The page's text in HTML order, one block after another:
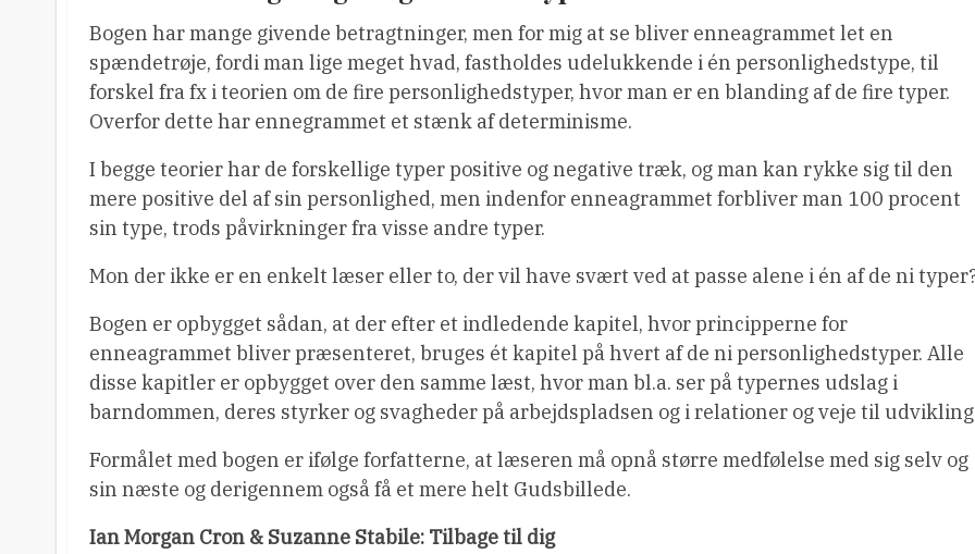
Bogen har mange givende betragtninger, men for mig at se bliver enneagrammet let en
spændetrøje, fordi man lige meget hvad, fastholdes udelukkende i én personlighedstype, til
forskel fra fx i teorien om de fire personlighedstyper, hvor man er en blanding af de fire typer.
Overfor dette har ennegrammet et stænk af determinisme.
I begge teorier har de forskellige typer positive og negative træk, og man kan rykke sig til den
mere positive del af sin personlighed, men indenfor enneagrammet forbliver man 100 procent
sin type, trods påvirkninger fra visse andre typer.
Mon der ikke er en enkelt læser eller to, der vil have svært ved at passe alene i én af de ni
Bogen er opbygget sådan, at der efter et indledende kapitel, hvor principperne for
enneagrammet bliver præsenteret, bruges ét kapitel på hvert af de ni personlighedstyper. Alle
disse kapitler er opbygget over den samme læst, hvor man bl.a. ser på typernes udslag i
barndommen, deres styrker og svagheder på arbejdspladsen og i relationer og veje til
Formålet med bogen er ifølge forfatterne, at læseren må opnå større medfølelse med sig selv og
sin næste og derigennem også få et mere helt Gudsbillede.
Ian Morgan Cron & Suzanne Stabile: Tilbage til dig